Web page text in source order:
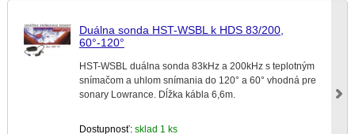
Duálna sonda HST-WSBL k HDS 83/200,
60°-120°
HST-WSBL duálna sonda 83kHz a 200kHz s teplotným
snímačom a uhlom snímania do 120° a 60° vhodná pre
sonary Lowrance. Dĺžka kábla 6,6m.
Dostupnosť:sklad 1 ks